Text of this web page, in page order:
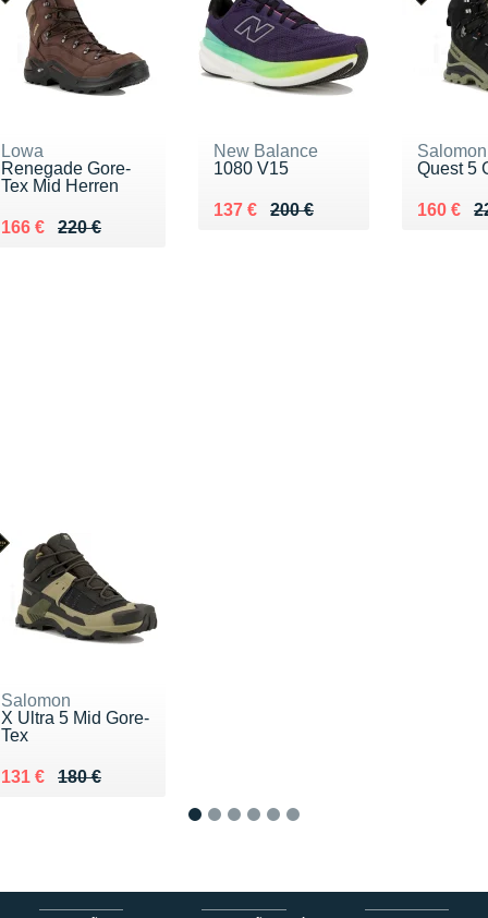
Lowa
Renegade Gore-
Tex Mid Herren
220 €
Au lieu de 220 €
166 €
Vendu 166 €
New Balance
1080 V15
200 €
Au lieu de 200 €
137 €
Vendu 137 €
Salomon
Quest 5
Au lieu
160 €
Vendu
Salomon
X Ultra 5 Mid Gore-
Tex
180 €
Au lieu de 180 €
131 €
Vendu 131 €